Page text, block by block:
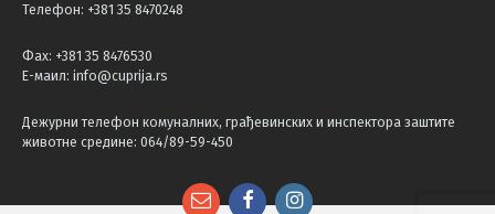
Телефон: +381 35 8470248
Фаx: +381 35 8476530
Е-маил: info@cuprija.rs
Дежурни телефон комуналних, грађевинских и инспектора заштите
животне средине: 064/89-59-450